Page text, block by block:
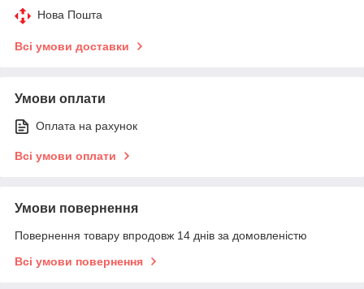
Нова Пошта
Всі умови доставки
Умови оплати
Оплата на рахунок
Всі умови оплати
Умови повернення
Повернення товару впродовж 14 днів за домовленістю
Всі умови повернення